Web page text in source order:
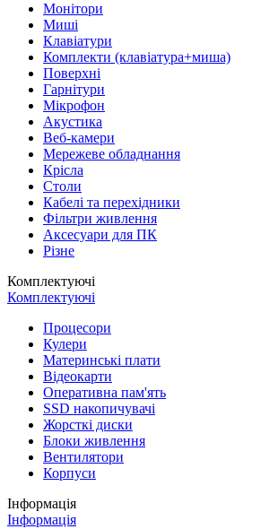
Монітори
Миші
Клавіатури
Комплекти (клавіатура+миша)
Поверхні
Гарнітури
Мікрофон
Акустика
Веб-камери
Мережеве обладнання
Крісла
Столи
Кабелі та перехідники
Фільтри живлення
Аксесуари для ПК
Різне
Комплектуючі
Комплектуючі
Процесори
Кулери
Материнські плати
Відеокарти
Оперативна пам'ять
SSD накопичувачі
Жорсткі диски
Блоки живлення
Вентилятори
Корпуси
Інформація
Інформація